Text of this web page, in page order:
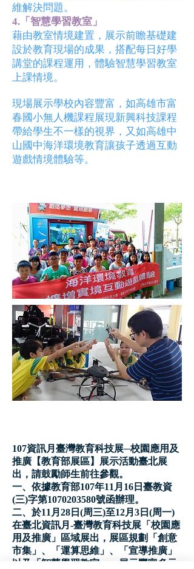
維解決問題。
4.「智慧學習教室」
藉由教室情境建置，展示前瞻基礎建
設於教育現場的成果，搭配每日好學
講堂的課程運用，體驗智慧學習教室
上課情境。
現場展示學校內容豐富，如高雄市富
春國小無人機課程展現新興科技課程
帶給學生不一樣的視界，又如高雄中
山國中海洋環境教育讓孩子透過互動
遊戲情境體驗等。
107資訊月臺灣教育科技展─校園應用及
推廣【教育部展區】展示活動臺北展
出，請鼓勵師生前往參觀。
一、依據教育部107年11月16日臺教資
(三)字第1070203580號函辦理。
二、於11月28日(周三)至12月3日(周一)
在臺北資訊月-臺灣教育科技展「校園應
用及推廣」區域展出，展區規劃「創意
市集」、「運算思維」、「宣導推廣」
以及「智慧學習教室」，展示豐富多元